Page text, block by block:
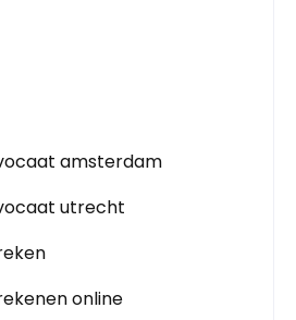
amsterdam
utrecht
online